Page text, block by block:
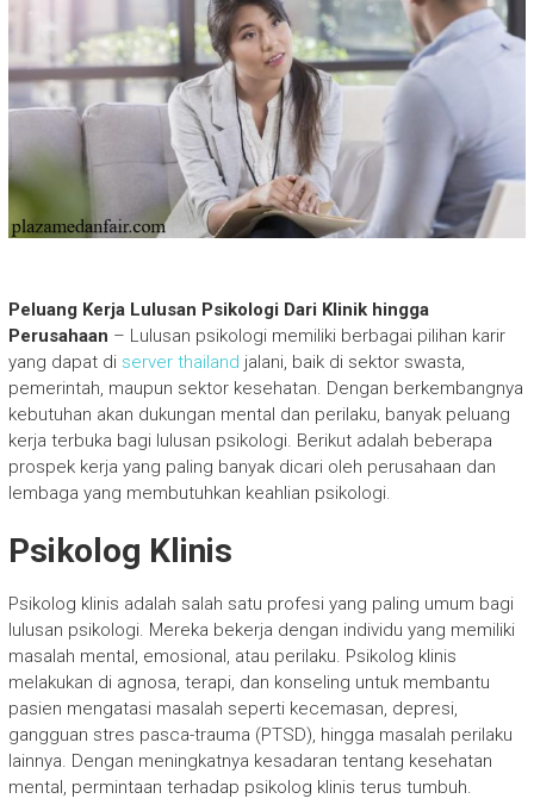
Peluang Kerja Lulusan Psikologi Dari Klinik hingga
Perusahaan – Lulusan psikologi memiliki berbagai pilihan karir
yang dapat di server thailand jalani, baik di sektor swasta,
pemerintah, maupun sektor kesehatan. Dengan berkembangnya
kebutuhan akan dukungan mental dan perilaku, banyak peluang
kerja terbuka bagi lulusan psikologi. Berikut adalah beberapa
prospek kerja yang paling banyak dicari oleh perusahaan dan
lembaga yang membutuhkan keahlian psikologi.
Psikolog Klinis
Psikolog klinis adalah salah satu profesi yang paling umum bagi
lulusan psikologi. Mereka bekerja dengan individu yang memiliki
masalah mental, emosional, atau perilaku. Psikolog klinis
melakukan di agnosa, terapi, dan konseling untuk membantu
pasien mengatasi masalah seperti kecemasan, depresi,
gangguan stres pasca-trauma (PTSD), hingga masalah perilaku
lainnya. Dengan meningkatnya kesadaran tentang kesehatan
mental, permintaan terhadap psikolog klinis terus tumbuh.